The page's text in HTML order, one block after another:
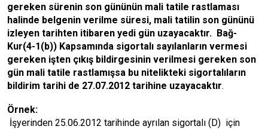
gereken sürenin son gününün mali tatile rastlaması
halinde belgenin verilme süresi, mali tatilin son gününü
izleyen tarihten itibaren yedi gün uzayacaktır. Bağ-
Kur(4-1(b)) Kapsamında sigortalı sayılanların vermesi
gereken işten çıkış bildirgesinin verilmesi gereken son
gün mali tatile rastlamışsa bu nitelikteki sigortalıların
bildirim tarihi de 27.07.2012 tarihine uzayacaktır.
Örnek:
İşyerinden 25.06.2012 tarihinde ayrılan sigortalı (D) için